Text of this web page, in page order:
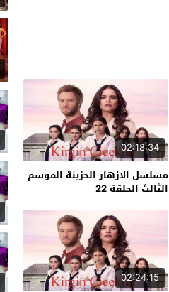
02:18:34
مسلسل الازهار الحزينة الموسم
الثالث الحلقة 22
02:24:15